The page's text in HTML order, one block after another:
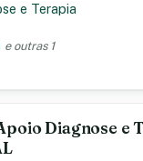
e Terapia
e outras 1
Diagnose e